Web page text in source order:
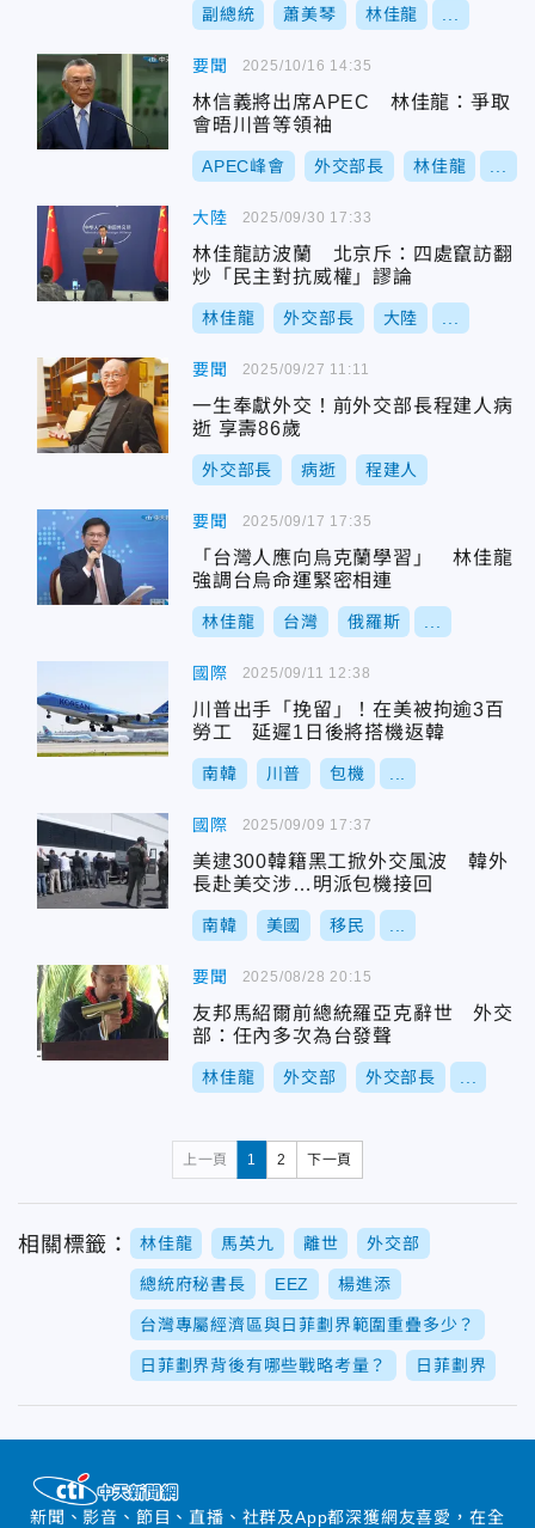
副總統 蕭美琴 林佳龍
要聞
林信義將出席APEC 林佳龍：爭取
會晤川普等領袖
APEC峰會 外交部長 林佳龍
2025/10/16 14:35
大陸
林佳龍訪波蘭 北京斥：四處竄訪翻
炒「民主對抗威權」謬論
林佳龍 外交部長 大陸
2025/09/30 17:33
要聞
一生奉獻外交！前外交部長程建人病
逝 享壽86歲
外交部長 病逝 程建人
2025/09/27 11:11
要聞
「台灣人應向烏克蘭學習」 林佳龍
強調台烏命運緊密相連
林佳龍 台灣 俄羅斯
2025/09/17 17:35
國際
川普出手「挽留」！在美被拘逾3百
勞工 延遲1日後將搭機返韓
南韓 川普 包機
2025/09/11 12:38
國際
美逮300韓籍黑工掀外交風波 韓外
長赴美交涉…明派包機接回
南韓 美國 移民
2025/09/09 17:37
要聞
友邦馬紹爾前總統羅亞克辭世 外交
部：任內多次為台發聲
林佳龍 外交部 外交部長
2025/08/28 20:15
上一頁 1 2 下一頁
相關標籤： 林佳龍 馬英九 離世 外交部
總統府秘書長 EEZ 楊進添
台灣專屬經濟區與日菲劃界範圍重疊多少？
日菲劃界背後有哪些戰略考量？ 日菲劃界
新聞、影音、節目、直播、社群及App都深獲網友喜愛，在全